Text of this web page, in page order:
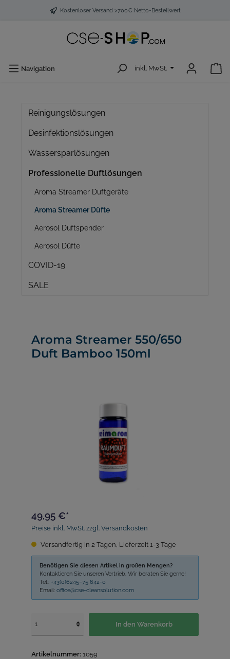
Kostenloser Versand >700€ Netto-Bestellwert
Navigation inkl. MwSt.
Reinigungslösungen
Desinfektionslösungen
Wassersparlösungen
Professionelle Duftlösungen
Aroma Streamer Duftgeräte
Aroma Streamer Düfte
Aerosol Duftspender
Aerosol Düfte
COVID-19
SALE
Aroma Streamer 550/650
Duft Bamboo 150ml
49,95 €*
Preise inkl. MwSt. zzgl. Versandkosten
Versandfertig in 2 Tagen, Lieferzeit 1-3 Tage
Benötigen Sie diesen Artikel in großen Mengen?
Kontaktieren Sie unseren Vertrieb. Wir beraten Sie gerne!
Tel.: +43(0)6245–75 642-0
Email: office@cse-cleansolution.com
In den Warenkorb
Artikelnummer: 1059